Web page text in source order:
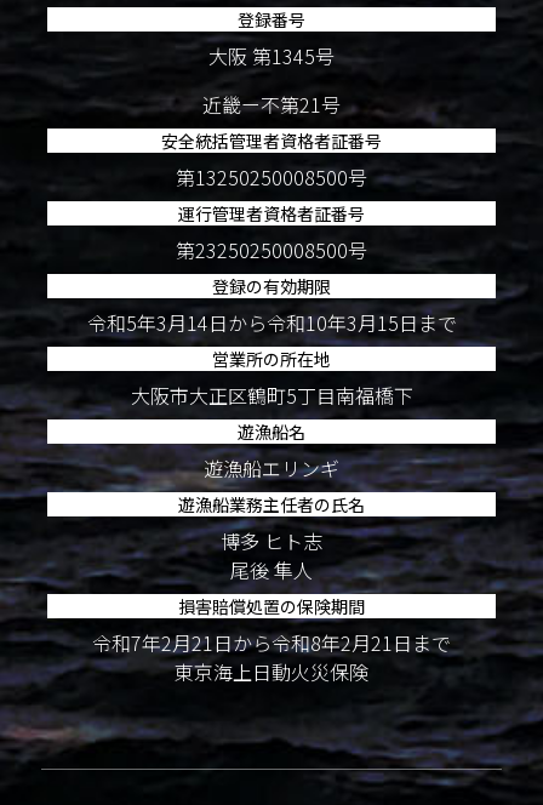
登録番号
大阪 第1345号
近畿ー不第21号
安全統括管理者資格者証番号
第13250250008500号
運行管理者資格者証番号
第23250250008500号
登録の有効期限
令和5年3月14日から令和10年3月15日まで
営業所の所在地
大阪市大正区鶴町5丁目南福橋下
遊漁船名
遊漁船エリンギ
遊漁船業務主任者の氏名
博多 ヒト志
尾後 隼人
損害賠償処置の保険期間
令和7年2月21日から令和8年2月21日まで
東京海上日動火災保険